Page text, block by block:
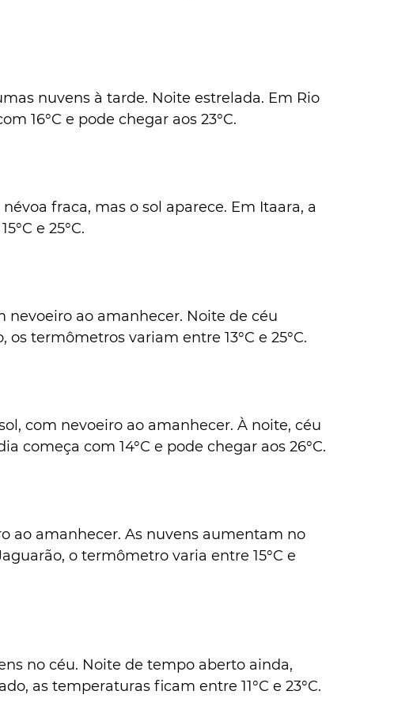
nuvens à tarde. Noite estrelada. Em Rio
16°C e pode chegar aos 23°C.
fraca, mas o sol aparece. Em Itaara, a
e 25°C.
nevoeiro ao amanhecer. Noite de céu
os termômetros variam entre 13°C e 25°C.
com nevoeiro ao amanhecer. À noite, céu
começa com 14°C e pode chegar aos 26°C.
ao amanhecer. As nuvens aumentam no
o termômetro varia entre 15°C e
no céu. Noite de tempo aberto ainda,
as temperaturas ficam entre 11°C e 23°C.